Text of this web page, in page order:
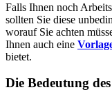
Falls Ihnen noch
sollten Sie diese
worauf Sie achten
Ihnen auch eine
bietet.
Die Bedeutung